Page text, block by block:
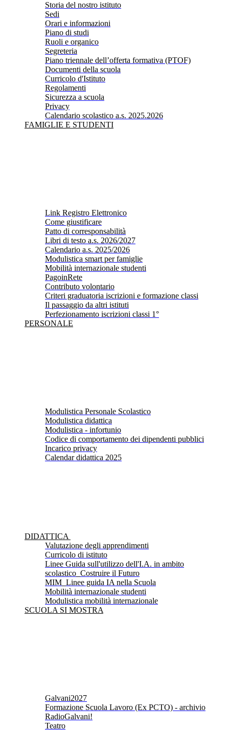
Storia del nostro istituto
Sedi
Orari e informazioni
Piano di studi
Ruoli e organico
Segreteria
Piano triennale dell’offerta formativa (PTOF)
Documenti della scuola
Curricolo d'Istituto
Regolamenti
Sicurezza a scuola
Privacy
Calendario scolastico a.s. 2025.2026
FAMIGLIE E STUDENTI
Link Registro Elettronico
Come giustificare
Patto di corresponsabilità
Libri di testo a.s. 2026/2027
Calendario a.s. 2025/2026
Modulistica smart per famiglie
Mobilità internazionale studenti
PagoinRete
Contributo volontario
Criteri graduatoria iscrizioni e formazione classi
Il passaggio da altri istituti
Perfezionamento iscrizioni classi 1°
PERSONALE
Modulistica Personale Scolastico
Modulistica didattica
Modulistica - infortunio
Codice di comportamento dei dipendenti pubblici
Incarico privacy
Calendar didattica 2025
DIDATTICA
Valutazione degli apprendimenti
Curricolo di istituto
Linee Guida sull'utilizzo dell'I.A. in ambito
scolastico_Costruire il Futuro
MIM_Linee guida IA nella Scuola
Mobilità internazionale studenti
Modulistica mobilità internazionale
SCUOLA SI MOSTRA
Galvani2027
Formazione Scuola Lavoro (Ex PCTO) - archivio
RadioGalvani!
Teatro